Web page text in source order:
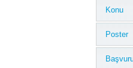
Konu
Poster